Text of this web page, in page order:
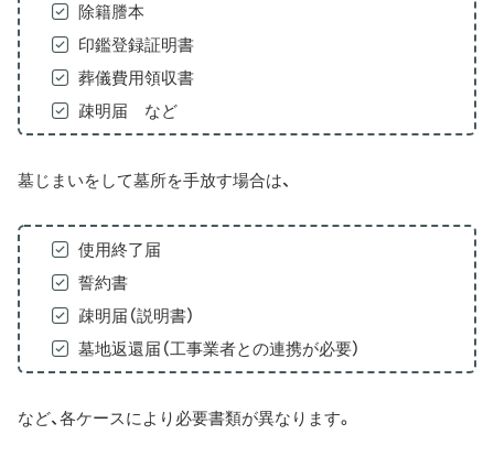
除籍謄本
印鑑登録証明書
葬儀費用領収書
疎明届 など
墓じまいをして墓所を手放す場合は、
使用終了届
誓約書
疎明届（説明書）
墓地返還届（工事業者との連携が必要）
など、各ケースにより必要書類が異なります。